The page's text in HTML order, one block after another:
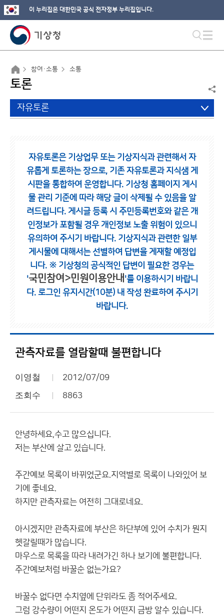
이 누리집은 대한민국 공식 전자정부 누리집입니다.
참여·소통 소통
토론
자유토론
자유토론은 기상업무 또는 기상지식과 관련해서 자
유롭게 토론하는 장으로, 기존 자유토론과 지식샘 게
시판을 통합하여 운영합니다. 기상청 홈페이지 게시
물 관리 기준에 따라 해당 글이 삭제될 수 있음을 알
려드립니다. 게시글 등록 시 주민등록번호와 같은 개
인정보가 포함될 경우 개인정보 노출 위험이 있으니
유의하여 주시기 바랍니다. 기상지식과 관련한 일부
게시물에 대해서는 선별하여 답변을 게재할 예정입
니다. ※ 기상청의 공식적인 답변이 필요한 경우는
'국민참여>민원이용안내 '를 이용하시기 바랍니
다. 로그인 유지시간(10분) 내 작성 완료하여 주시기
바랍니다.
관측자료를 열람할때 불편합니다
이영철 2012/07/09
조회수 8863
안녕하세요,수고 많으십니다.
저는 부산에 살고 있습니다.
주간예보 목록이 바뀌었군요.지역별로 목록이 나와있어 보
기에 좋네요.
하지만 관측자료는 여전히 그대로네요.
아시겠지만 관측자료에 부산은 하단부에 있어 수치가 뭔지
헷갈릴때가 많습니다.
마우스로 목록을 따라 내려가긴 하나 보기에 불편합니다.
주간예보처럼 바꿀순 없는가요?
바꿀수 없다면 수치옆에 단위라도 좀 적어주세요.
그럼 강수량이 어떤지 온도가 어떤지 금방 알수 있습니다.